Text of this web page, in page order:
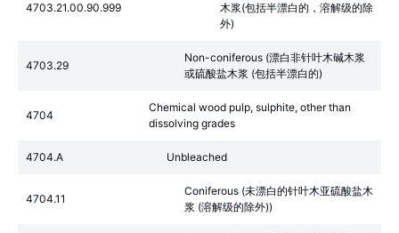
4703.21.00.90.999
木浆(包括半漂白的，溶解级的除
外)
4703.29
Non-coniferous (漂白非针叶木碱木浆
或硫酸盐木浆 (包括半漂白的)
4704
Chemical wood pulp, sulphite, other than
dissolving grades
4704.A Unbleached
4704.11
Coniferous (未漂白的针叶木亚硫酸盐木
浆 (溶解级的除外))